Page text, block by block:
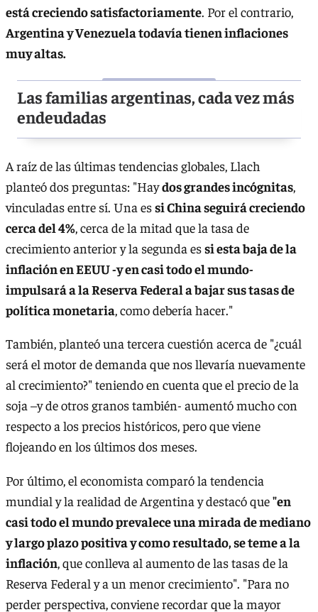
está creciendo satisfactoriamente. Por el contrario,
Argentina y Venezuela todavía tienen inflaciones
muy altas.
Las familias argentinas, cada vez más
endeudadas
A raíz de las últimas tendencias globales, Llach
planteó dos preguntas: "Haydos grandes incógnitas,
vinculadas entre sí. Una essi China seguirá creciendo
cerca del 4%, cerca de la mitad que la tasa de
crecimiento anterior y la segunda essi esta baja de la
inflación en EEUU -y en casi todo el mundo-
impulsará a la Reserva Federal a bajar sus tasas de
política monetaria, como debería hacer."
También, planteó una tercera cuestión acerca de "¿cuál
será el motor de demanda que nos llevaría nuevamente
al crecimiento?" teniendo en cuenta que el precio de la
soja –y de otros granos también- aumentó mucho con
respecto a los precios históricos, pero que viene
flojeando en los últimos dos meses.
Por último, el economista comparó la tendencia
mundial y la realidad de Argentina y destacó que"en
casi todo el mundo prevalece una mirada de mediano
y largo plazo positiva y como resultado, se teme a la
inflación, que conlleva al aumento de las tasas de la
Reserva Federal y a un menor crecimiento". "Para no
perder perspectiva, conviene recordar que la mayor